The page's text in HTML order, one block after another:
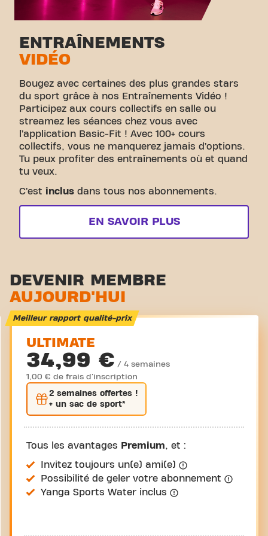
ENTRAÎNEMENTS
VIDÉO
Bougez avec certaines des plus grandes stars
du sport grâce à nos Entraînements Vidéo !
Participez aux cours collectifs en salle ou
streamez les séances chez vous avec
l’application Basic-Fit ! Avec 100+ cours
collectifs, vous ne manquerez jamais d’options.
Tu peux profiter des entraînements où et quand
tu veux.
C’est inclus dans tous nos abonnements.
EN SAVOIR PLUS
DEVENIR MEMBRE
AUJOURD'HUI
Meilleur rapport qualité-prix
ULTIMATE
34,99 € / 4 semaines
1,00 € de frais d'inscription
2 semaines offertes !
+ un sac de sport*
Tous les avantages Premium, et :
Invitez toujours un(e) ami(e)
Possibilité de geler votre abonnement
Yanga Sports Water inclus